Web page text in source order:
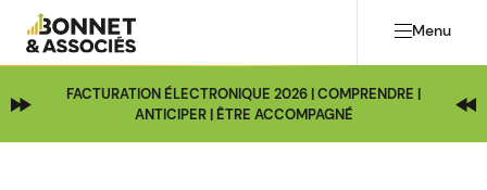
Menu
FACTURATION ÉLECTRONIQUE 2026 | COMPRENDRE |
ANTICIPER | ÊTRE ACCOMPAGNÉ